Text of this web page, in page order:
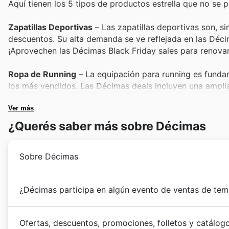
Aquí tienen los 5 tipos de productos estrella que no se
Zapatillas Deportivas – Las zapatillas deportivas son,
descuentos. Su alta demanda se ve reflejada en las
¡Aprovechen las Décimas Black Friday sales para
Ropa de Running – La equipación para running es
los más vendidos. Las Décimas deals incluyen una
Ropa de Entrenamiento– Diseñada para ofrecer
constante. Las Décimas offers presentan modelos
especialmente con los descuentos de Black Friday.
Ver más
¿Querés saber más sobre Décimas
Sobre Décimas
España. Nacidos del espíritu emprendedor y la
para los amantes de la moda deportiva y el
décadas, han sabido evolucionar, adaptándose a las
¿Décimas participa en algún evento de ventas de
Ofertas, descuentos, promociones, folletos y